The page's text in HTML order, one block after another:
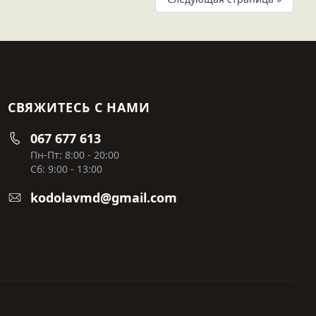
СВЯЖИТЕСЬ С НАМИ
067 677 613
Пн-Пт: 8:00 - 20:00
Сб: 9:00 - 13:00
kodolavmd@gmail.com